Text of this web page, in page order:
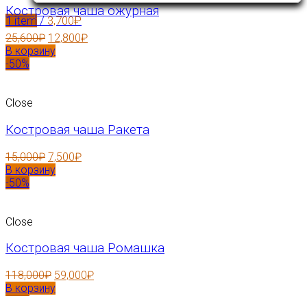
1item / 3,700₽
Костровая чаша ожурная
25,600₽ 12,800₽
В корзину
-50%
Close
Костровая чаша Ракета
15,000₽ 7,500₽
В корзину
-50%
Close
Костровая чаша Ромашка
118,000₽ 59,000₽
В корзину